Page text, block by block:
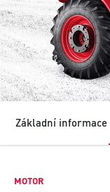
Základní informace
MOTOR